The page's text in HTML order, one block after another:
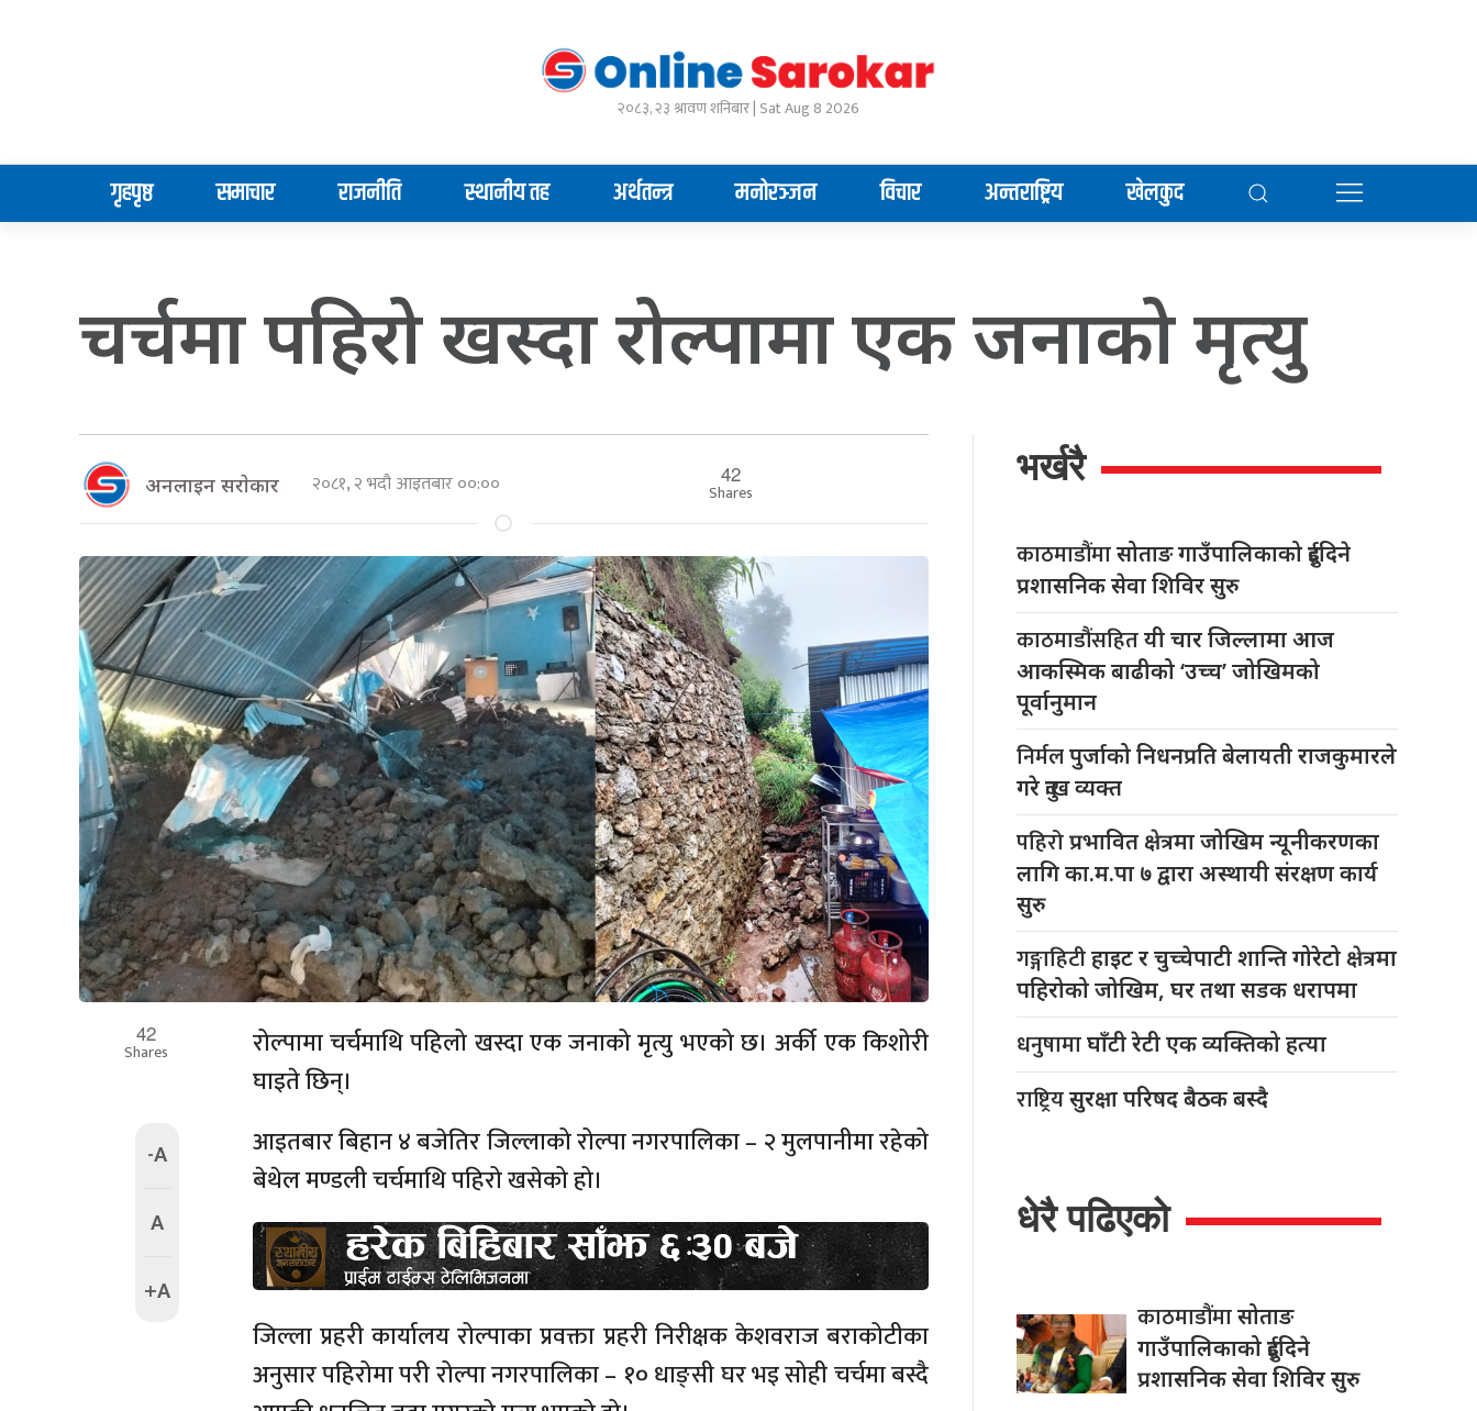
२०८३, २३ श्रावण शनिबार | Sat Aug 8 2026
गृहपृष्ठ समाचार राजनीति स्थानीय तह अर्थतन्त्र मनोरञ्जन विचार अन्तराष्ट्रिय खेलकुद
चर्चमा पहिरो खस्दा रोल्पामा एक जनाको मृत्यु
अनलाइन सराेकार २०८१, २ भदौ आइतबार ००:०० 42
Shares
42
Shares
-A
A
+A
रोल्पामा चर्चमाथि पहिलो खस्दा एक जनाको मृत्यु भएको छ। अर्की एक किशोरी
घाइते छिन्।
आइतबार बिहान ४ बजेतिर जिल्लाको रोल्पा नगरपालिका – २ मुलपानीमा रहेको
बेथेल मण्डली चर्चमाथि पहिरो खसेको हो।
जिल्ला प्रहरी कार्यालय रोल्पाका प्रवक्ता प्रहरी निरीक्षक केशवराज बराकोटीका
अनुसार पहिरोमा परी रोल्पा नगरपालिका – १० धाङ्सी घर भइ सोही चर्चमा बस्दै
भर्खरै
काठमाडौंमासोताङ गाउँपालिकाको दुईदिने
प्रशासनिक सेवा शिविर सुरु
काठमाडौंसहितयी चार जिल्लामा आज
आकस्मिक बाढीको ‘उच्च’ जोखिमको
पूर्वानुमान
निर्मलपुर्जाको निधनप्रति बेलायती राजकुमारले
गरे दुःख व्यक्त
पहिरोप्रभावित क्षेत्रमा जोखिम न्यूनीकरणका
लागि का.म.पा ७ द्वारा अस्थायी संरक्षण कार्य
सुरु
गङ्गाहिटीहाइट र चुच्चेपाटी शान्ति गोरेटो क्षेत्रमा
पहिरोको जोखिम, घर तथा सडक धरापमा
धनुषामाघाँटी रेटी एक व्यक्तिको हत्या
राष्ट्रियसुरक्षा परिषद बैठक बस्दै
धेरै पढिएको
काठमाडौंमासोताङ
गाउँपालिकाको दुईदिने
प्रशासनिक सेवा शिविर सुरु